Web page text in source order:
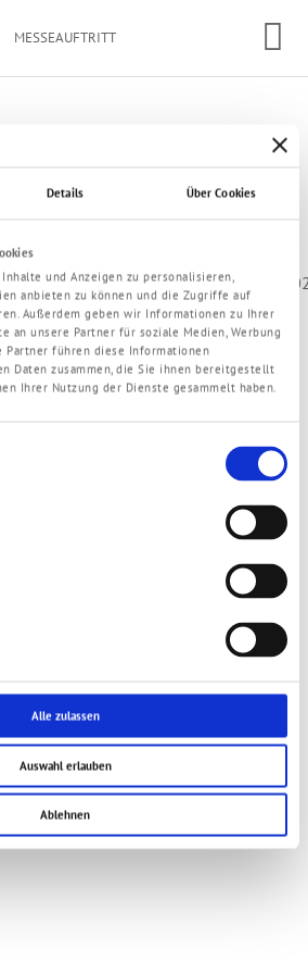
Details Über Cookies
und Anzeigen zu personalisieren,
anbieten zu können und die Zugriffe auf
Außerdem geben wir Informationen zu Ihrer
an unsere Partner für soziale Medien, Werbung
Partner führen diese Informationen
Daten zusammen, die Sie ihnen bereitgestellt
Ihrer Nutzung der Dienste gesammelt haben.
Alle zulassen
Auswahl erlauben
Ablehnen
MESSEAUFTRITT
vereinbart werden
Stuttgart
(Deutschland)
UNITI
expo
19.05.-
AGB Kontakt